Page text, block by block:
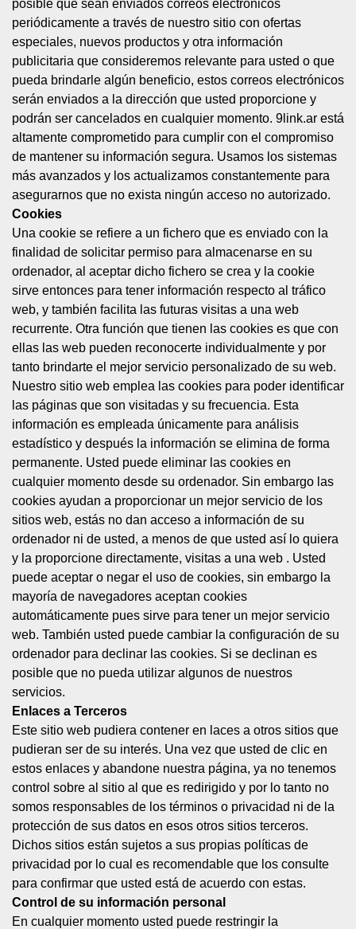
posible que sean enviados correos electrónicos
periódicamente a través de nuestro sitio con ofertas
especiales, nuevos productos y otra información
publicitaria que consideremos relevante para usted o que
pueda brindarle algún beneficio, estos correos electrónicos
serán enviados a la dirección que usted proporcione y
podrán ser cancelados en cualquier momento. 9link.ar está
altamente comprometido para cumplir con el compromiso
de mantener su información segura. Usamos los sistemas
más avanzados y los actualizamos constantemente para
asegurarnos que no exista ningún acceso no autorizado.
Cookies
Una cookie se refiere a un fichero que es enviado con la
finalidad de solicitar permiso para almacenarse en su
ordenador, al aceptar dicho fichero se crea y la cookie
sirve entonces para tener información respecto al tráfico
web, y también facilita las futuras visitas a una web
recurrente. Otra función que tienen las cookies es que con
ellas las web pueden reconocerte individualmente y por
tanto brindarte el mejor servicio personalizado de su web.
Nuestro sitio web emplea las cookies para poder identificar
las páginas que son visitadas y su frecuencia. Esta
información es empleada únicamente para análisis
estadístico y después la información se elimina de forma
permanente. Usted puede eliminar las cookies en
cualquier momento desde su ordenador. Sin embargo las
cookies ayudan a proporcionar un mejor servicio de los
sitios web, estás no dan acceso a información de su
ordenador ni de usted, a menos de que usted así lo quiera
y la proporcione directamente, visitas a una web . Usted
puede aceptar o negar el uso de cookies, sin embargo la
mayoría de navegadores aceptan cookies
automáticamente pues sirve para tener un mejor servicio
web. También usted puede cambiar la configuración de su
ordenador para declinar las cookies. Si se declinan es
posible que no pueda utilizar algunos de nuestros
servicios.
Enlaces a Terceros
Este sitio web pudiera contener en laces a otros sitios que
pudieran ser de su interés. Una vez que usted de clic en
estos enlaces y abandone nuestra página, ya no tenemos
control sobre al sitio al que es redirigido y por lo tanto no
somos responsables de los términos o privacidad ni de la
protección de sus datos en esos otros sitios terceros.
Dichos sitios están sujetos a sus propias políticas de
privacidad por lo cual es recomendable que los consulte
para confirmar que usted está de acuerdo con estas.
Control de su información personal
En cualquier momento usted puede restringir la